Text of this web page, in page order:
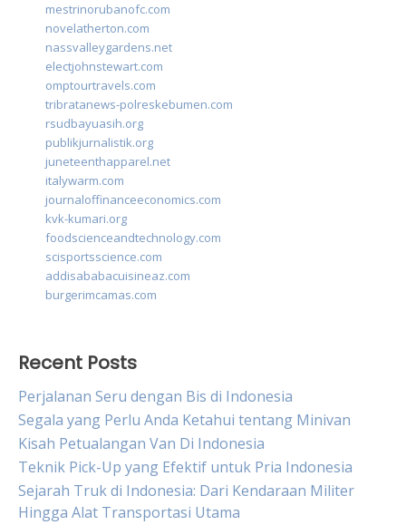
mestrinorubanofc.com
novelatherton.com
nassvalleygardens.net
electjohnstewart.com
omptourtravels.com
tribratanews-polreskebumen.com
rsudbayuasih.org
publikjurnalistik.org
juneteenthapparel.net
italywarm.com
journaloffinanceeconomics.com
kvk-kumari.org
foodscienceandtechnology.com
scisportsscience.com
addisababacuisineaz.com
burgerimcamas.com
Recent Posts
Perjalanan Seru dengan Bis di Indonesia
Segala yang Perlu Anda Ketahui tentang Minivan
Kisah Petualangan Van Di Indonesia
Teknik Pick-Up yang Efektif untuk Pria Indonesia
Sejarah Truk di Indonesia: Dari Kendaraan Militer
Hingga Alat Transportasi Utama